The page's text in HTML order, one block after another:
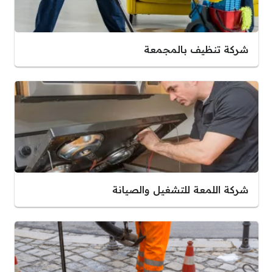
شركة تنظيف بالمجمعة
شركة اللمعة للتشغيل والصيانة